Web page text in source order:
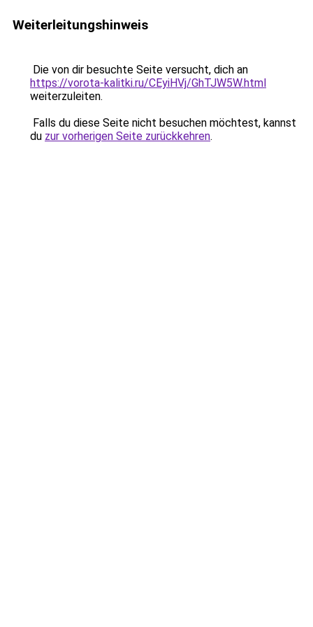
Weiterleitungshinweis
Die von dir besuchte Seite versucht, dich an
https://vorota-kalitki.ru/CEyiHVj/GhTJW5W.html
weiterzuleiten.
Falls du diese Seite nicht besuchen möchtest, kannst
du zur vorherigen Seite zurückkehren.